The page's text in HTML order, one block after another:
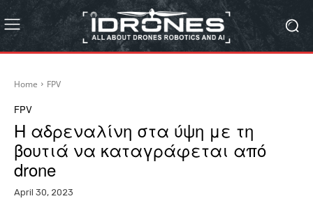
Home FPV
FPV
Η αδρεναλίνη στα ύψη με τη
βουτιά να καταγράφεται από
drone
April 30, 2023